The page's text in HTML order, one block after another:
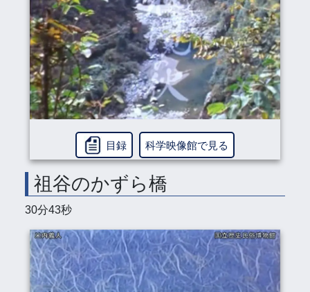
目録 科学映像館で見る
祖谷のかずら橋
30分43秒